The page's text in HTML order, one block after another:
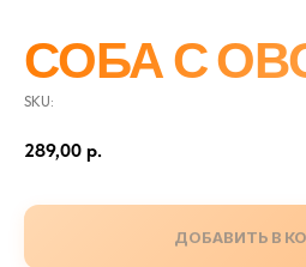
СОБА С
SKU:
289,00 р.
ДОБАВИТЬ В